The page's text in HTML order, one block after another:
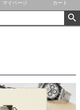
マイページ カート